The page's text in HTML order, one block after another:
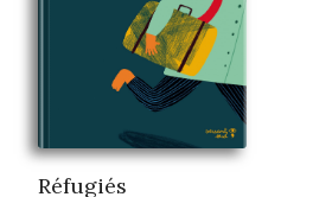
Réfugiés